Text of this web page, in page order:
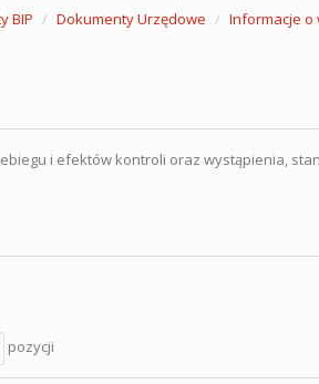
BIP Dokumenty Urzędowe Informacje o
i efektów kontroli oraz wystąpienia,
pozycji